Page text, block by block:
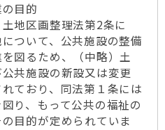
目的
地区画整理法第2条に
ついて、公共施設の整備
図るため、（中略）土
共施設の新設又は変更
ており、同法第１条には
り、もって公共の福祉の
目的が定められていま